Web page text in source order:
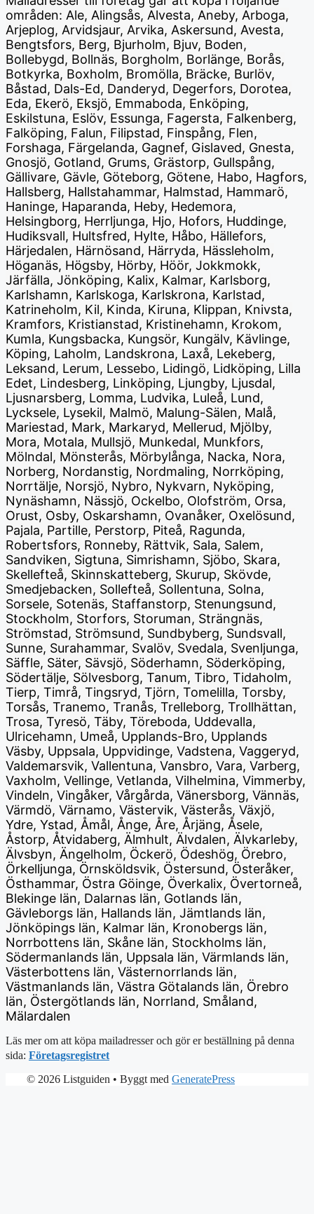
områden: Ale, Alingsås, Alvesta, Aneby, Arboga,
Arjeplog, Arvidsjaur, Arvika, Askersund, Avesta,
Bengtsfors, Berg, Bjurholm, Bjuv, Boden,
Bollebygd, Bollnäs, Borgholm, Borlänge, Borås,
Botkyrka, Boxholm, Bromölla, Bräcke, Burlöv,
Båstad, Dals-Ed, Danderyd, Degerfors, Dorotea,
Eda, Ekerö, Eksjö, Emmaboda, Enköping,
Eskilstuna, Eslöv, Essunga, Fagersta, Falkenberg,
Falköping, Falun, Filipstad, Finspång, Flen,
Forshaga, Färgelanda, Gagnef, Gislaved, Gnesta,
Gnosjö, Gotland, Grums, Grästorp, Gullspång,
Gällivare, Gävle, Göteborg, Götene, Habo, Hagfors,
Hallsberg, Hallstahammar, Halmstad, Hammarö,
Haninge, Haparanda, Heby, Hedemora,
Helsingborg, Herrljunga, Hjo, Hofors, Huddinge,
Hudiksvall, Hultsfred, Hylte, Håbo, Hällefors,
Härjedalen, Härnösand, Härryda, Hässleholm,
Höganäs, Högsby, Hörby, Höör, Jokkmokk,
Järfälla, Jönköping, Kalix, Kalmar, Karlsborg,
Karlshamn, Karlskoga, Karlskrona, Karlstad,
Katrineholm, Kil, Kinda, Kiruna, Klippan, Knivsta,
Kramfors, Kristianstad, Kristinehamn, Krokom,
Kumla, Kungsbacka, Kungsör, Kungälv, Kävlinge,
Köping, Laholm, Landskrona, Laxå, Lekeberg,
Leksand, Lerum, Lessebo, Lidingö, Lidköping, Lilla
Edet, Lindesberg, Linköping, Ljungby, Ljusdal,
Ljusnarsberg, Lomma, Ludvika, Luleå, Lund,
Lycksele, Lysekil, Malmö, Malung-Sälen, Malå,
Mariestad, Mark, Markaryd, Mellerud, Mjölby,
Mora, Motala, Mullsjö, Munkedal, Munkfors,
Mölndal, Mönsterås, Mörbylånga, Nacka, Nora,
Norberg, Nordanstig, Nordmaling, Norrköping,
Norrtälje, Norsjö, Nybro, Nykvarn, Nyköping,
Nynäshamn, Nässjö, Ockelbo, Olofström, Orsa,
Orust, Osby, Oskarshamn, Ovanåker, Oxelösund,
Pajala, Partille, Perstorp, Piteå, Ragunda,
Robertsfors, Ronneby, Rättvik, Sala, Salem,
Sandviken, Sigtuna, Simrishamn, Sjöbo, Skara,
Skellefteå, Skinnskatteberg, Skurup, Skövde,
Smedjebacken, Sollefteå, Sollentuna, Solna,
Sorsele, Sotenäs, Staffanstorp, Stenungsund,
Stockholm, Storfors, Storuman, Strängnäs,
Strömstad, Strömsund, Sundbyberg, Sundsvall,
Sunne, Surahammar, Svalöv, Svedala, Svenljunga,
Säffle, Säter, Sävsjö, Söderhamn, Söderköping,
Södertälje, Sölvesborg, Tanum, Tibro, Tidaholm,
Tierp, Timrå, Tingsryd, Tjörn, Tomelilla, Torsby,
Torsås, Tranemo, Tranås, Trelleborg, Trollhättan,
Trosa, Tyresö, Täby, Töreboda, Uddevalla,
Ulricehamn, Umeå, Upplands-Bro, Upplands
Väsby, Uppsala, Uppvidinge, Vadstena, Vaggeryd,
Valdemarsvik, Vallentuna, Vansbro, Vara, Varberg,
Vaxholm, Vellinge, Vetlanda, Vilhelmina, Vimmerby,
Vindeln, Vingåker, Vårgårda, Vänersborg, Vännäs,
Värmdö, Värnamo, Västervik, Västerås, Växjö,
Ydre, Ystad, Åmål, Ånge, Åre, Årjäng, Åsele,
Åstorp, Åtvidaberg, Älmhult, Älvdalen, Älvkarleby,
Älvsbyn, Ängelholm, Öckerö, Ödeshög, Örebro,
Örkelljunga, Örnsköldsvik, Östersund, Österåker,
Östhammar, Östra Göinge, Överkalix, Övertorneå,
Blekinge län, Dalarnas län, Gotlands län,
Gävleborgs län, Hallands län, Jämtlands län,
Jönköpings län, Kalmar län, Kronobergs län,
Norrbottens län, Skåne län, Stockholms län,
Södermanlands län, Uppsala län, Värmlands län,
Västerbottens län, Västernorrlands län,
Västmanlands län, Västra Götalands län, Örebro
län, Östergötlands län, Norrland, Småland,
Mälardalen
Läs mer om att köpa mailadresser och gör er beställning på denna
sida: Företagsregistret
© 2026 Listguiden • Byggt med GeneratePress